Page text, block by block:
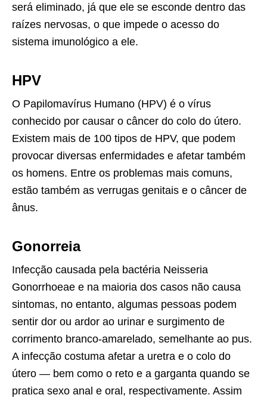
será eliminado, já que ele se esconde dentro das
raízes nervosas, o que impede o acesso do
sistema imunológico a ele.
HPV
O Papilomavírus Humano (HPV) é o vírus
conhecido por causar o câncer do colo do útero.
Existem mais de 100 tipos de HPV, que podem
provocar diversas enfermidades e afetar também
os homens. Entre os problemas mais comuns,
estão também as verrugas genitais e o câncer de
ânus.
Gonorreia
Infecção causada pela bactéria Neisseria
Gonorrhoeae e na maioria dos casos não causa
sintomas, no entanto, algumas pessoas podem
sentir dor ou ardor ao urinar e surgimento de
corrimento branco-amarelado, semelhante ao pus.
A infecção costuma afetar a uretra e o colo do
útero — bem como o reto e a garganta quando se
pratica sexo anal e oral, respectivamente. Assim